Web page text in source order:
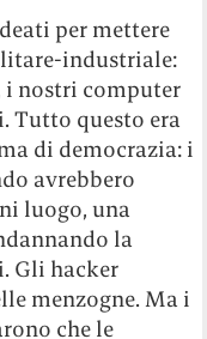
per mettere
industriale:
i nostri computer
Tutto questo era
di democrazia: i
avrebbero
luogo, una
la
Gli hacker
menzogne. Ma i
che le